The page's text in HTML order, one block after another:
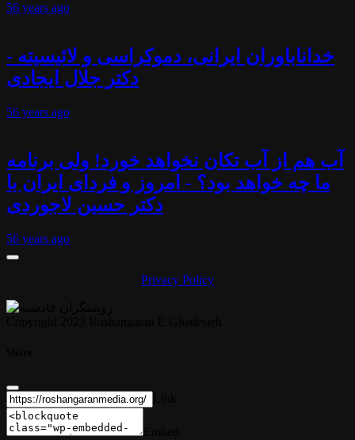
56 years ago
خداناباوران ایرانی، دموکراسی و لائیسیته -
دکتر جلال ایجادی
56 years ago
آب هم از آب تکان نخواهد خورد! ولی برنامه
ما چه خواهد بود؟ - امروز و فردای ایران با
دکتر حسین لاجوردی
56 years ago
Privacy Policy